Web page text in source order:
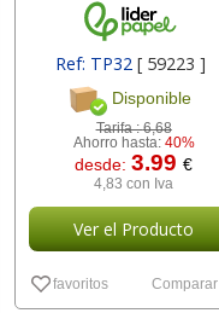
Ref: TP32 [ 59223 ]
Disponible
Tarifa :6,68
Ahorro hasta: 40%
desde:3.99€
4,83 con Iva
Ver el Producto
favoritos Comparar